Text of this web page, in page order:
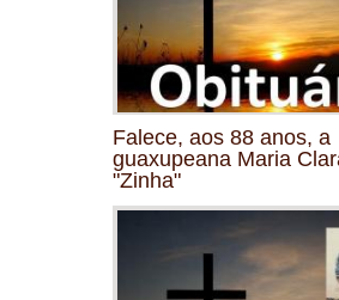
Falece, aos 88 anos, a
guaxupeana Maria
"Zinha"